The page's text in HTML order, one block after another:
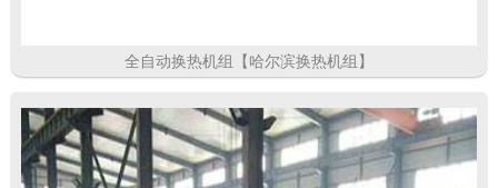
全自动换热机组【哈尔滨换热机组】